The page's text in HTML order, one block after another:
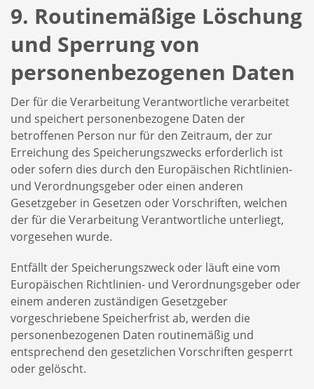
9. Routinemäßige Löschung
und Sperrung von
personenbezogenen Daten
Der für die Verarbeitung Verantwortliche verarbeitet
und speichert personenbezogene Daten der
betroffenen Person nur für den Zeitraum, der zur
Erreichung des Speicherungszwecks erforderlich ist
oder sofern dies durch den Europäischen Richtlinien-
und Verordnungsgeber oder einen anderen
Gesetzgeber in Gesetzen oder Vorschriften, welchen
der für die Verarbeitung Verantwortliche unterliegt,
vorgesehen wurde.
Entfällt der Speicherungszweck oder läuft eine vom
Europäischen Richtlinien- und Verordnungsgeber oder
einem anderen zuständigen Gesetzgeber
vorgeschriebene Speicherfrist ab, werden die
personenbezogenen Daten routinemäßig und
entsprechend den gesetzlichen Vorschriften gesperrt
oder gelöscht.